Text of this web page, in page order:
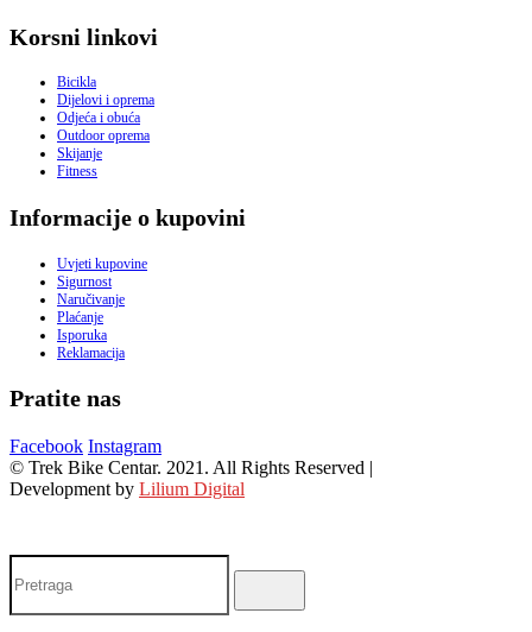
Korsni linkovi
Bicikla
Dijelovi i oprema
Odjeća i obuća
Outdoor oprema
Skijanje
Fitness
Informacije o kupovini
Uvjeti kupovine
Sigurnost
Naručivanje
Plaćanje
Isporuka
Reklamacija
Pratite nas
Facebook Instagram
© Trek Bike Centar. 2021. All Rights Reserved |
Development by Lilium Digital